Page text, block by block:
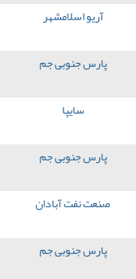
پارس جنوبی جم
پیکان تهران
پارس جنوبی جم
مس کرمان
پارس جنوبی جم
شهرداری آستارا